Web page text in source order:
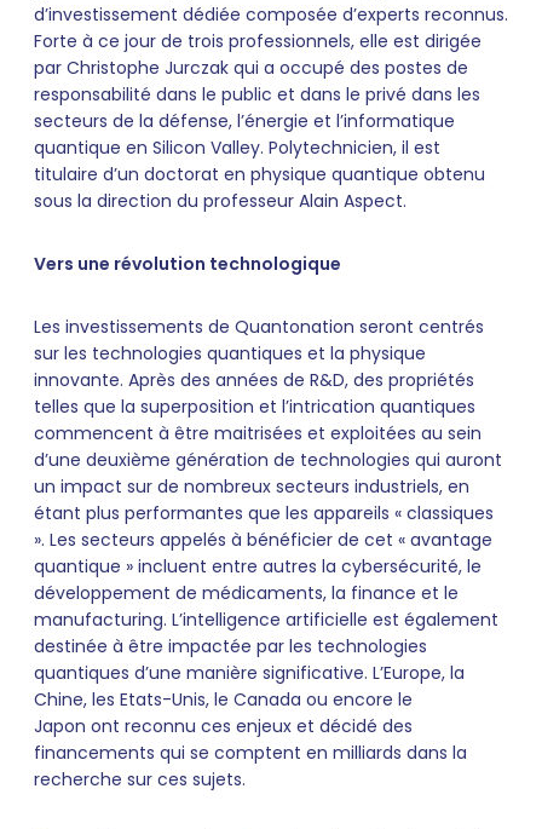
d’investissement dédiée composée d’experts reconnus.
Forte à ce jour de trois professionnels, elle est dirigée
par Christophe Jurczak qui a occupé des postes de
responsabilité dans le public et dans le privé dans les
secteurs de la défense, l’énergie et l’informatique
quantique en Silicon Valley. Polytechnicien, il est
titulaire d’un doctorat en physique quantique obtenu
sous la direction du professeur Alain Aspect.
Vers une révolution technologique
Les investissements de Quantonation seront centrés
sur les technologies quantiques et la physique
innovante. Après des années de R&D, des propriétés
telles que la superposition et l’intrication quantiques
commencent à être maitrisées et exploitées au sein
d’une deuxième génération de technologies qui auront
un impact sur de nombreux secteurs industriels, en
étant plus performantes que les appareils « classiques
». Les secteurs appelés à bénéficier de cet « avantage
quantique » incluent entre autres la cybersécurité, le
développement de médicaments, la finance et le
manufacturing. L’intelligence artificielle est également
destinée à être impactée par les technologies
quantiques d’une manière significative. L’Europe, la
Chine, les Etats-Unis, le Canada ou encore le
Japon ont reconnu ces enjeux et décidé des
financements qui se comptent en milliards dans la
recherche sur ces sujets.